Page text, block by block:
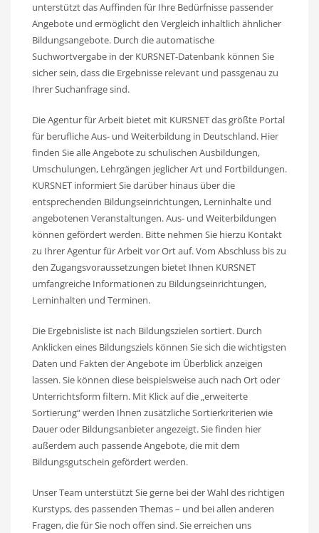
unterstützt das Auffinden für Ihre Bedürfnisse passender
Angebote und ermöglicht den Vergleich inhaltlich ähnlicher
Bildungsangebote. Durch die automatische
Suchwortvergabe in der KURSNET-Datenbank können Sie
sicher sein, dass die Ergebnisse relevant und passgenau zu
Ihrer Suchanfrage sind.
Die Agentur für Arbeit bietet mit KURSNET das größte Portal
für berufliche Aus- und Weiterbildung in Deutschland. Hier
finden Sie alle Angebote zu schulischen Ausbildungen,
Umschulungen, Lehrgängen jeglicher Art und Fortbildungen.
KURSNET informiert Sie darüber hinaus über die
entsprechenden Bildungseinrichtungen, Lerninhalte und
angebotenen Veranstaltungen. Aus- und Weiterbildungen
können gefördert werden. Bitte nehmen Sie hierzu Kontakt
zu Ihrer Agentur für Arbeit vor Ort auf. Vom Abschluss bis zu
den Zugangsvoraussetzungen bietet Ihnen KURSNET
umfangreiche Informationen zu Bildungseinrichtungen,
Lerninhalten und Terminen.
Die Ergebnisliste ist nach Bildungszielen sortiert. Durch
Anklicken eines Bildungsziels können Sie sich die wichtigsten
Daten und Fakten der Angebote im Überblick anzeigen
lassen. Sie können diese beispielsweise auch nach Ort oder
Unterrichtsform filtern. Mit Klick auf die „erweiterte
Sortierung“ werden Ihnen zusätzliche Sortierkriterien wie
Dauer oder Bildungsanbieter angezeigt. Sie finden hier
außerdem auch passende Angebote, die mit dem
Bildungsgutschein gefördert werden.
Unser Team unterstützt Sie gerne bei der Wahl des richtigen
Kurstyps, des passenden Themas – und bei allen anderen
Fragen, die für Sie noch offen sind. Sie erreichen uns